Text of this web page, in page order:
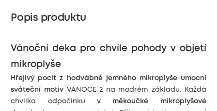
Popis produktu
Vánoční deka pro chvíle pohody v objetí
mikroplyše
Hřejivý pocit z hodvábně jemného mikroplyše umocní
sváteční motiv VÁNOCE 2 na modrém základu. Každá
chvilka odpočinku v měkoučké mikroplyšové